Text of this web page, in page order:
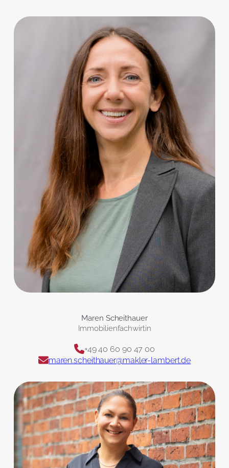
Maren Scheithauer
Immobilienfachwirtin
+49 40 60 90 47 00
maren.scheithauer@makler-lambert.de